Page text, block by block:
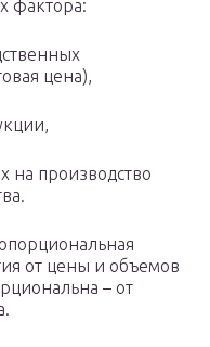
фактора:
цена),
на производство
от цены и объемов
– от